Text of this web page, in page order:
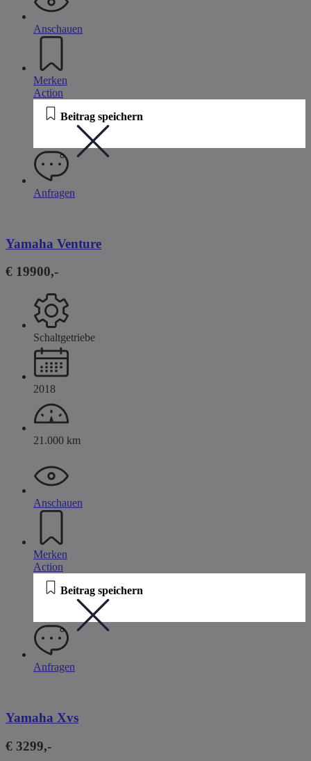
Anschauen
Merken
Action
Beitrag speichern
Anfragen
Yamaha Venture
€ 19900,-
Schaltgetriebe
2018
21.000 km
Anschauen
Merken
Action
Beitrag speichern
Anfragen
Yamaha Xvs
€ 3299,-